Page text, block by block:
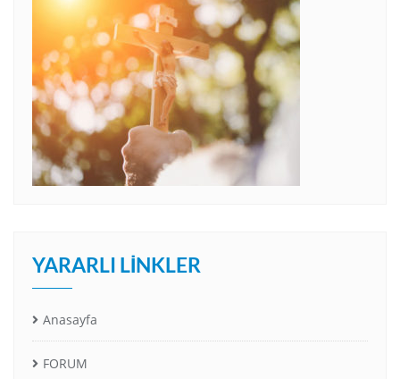
YARARLI LINKLER
Anasayfa
FORUM